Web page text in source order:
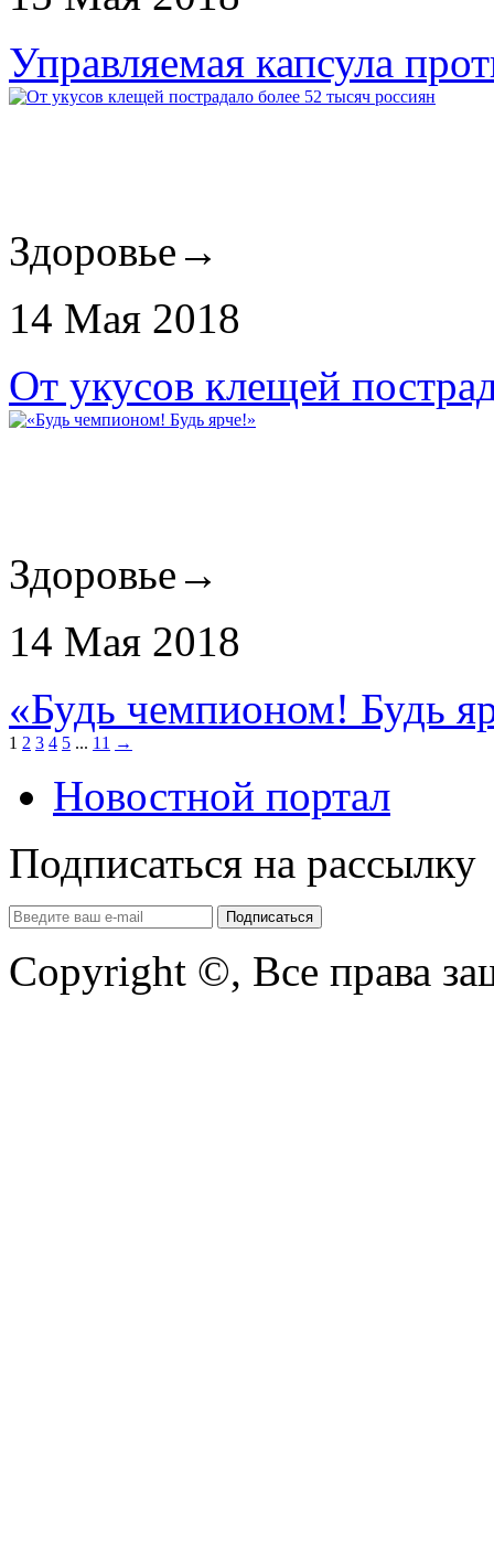
Управляемая капсула
Здоровье →
14 Мая 2018
От укусов клещей
Здоровье →
14 Мая 2018
«Будь чемпионом! Будь
1 2 3 4 5 ... 11 →
Новостной портал
Подписаться на рассылку
Copyright ©, Все права